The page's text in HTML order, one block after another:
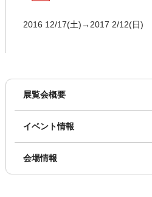
2016 12/17(土)→2017 2/12(日)
展覧会概要
イベント情報
会場情報